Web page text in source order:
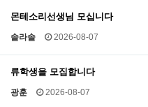
몬테소리선생님 모십니다
솔라솔 2026-08-07
류학생을 모집합니다
광훈 2026-08-07